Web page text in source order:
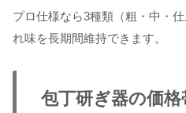
プロ仕様なら3種類（粗・中・
れ味を長期間維持できます。
包丁研ぎ器の価格